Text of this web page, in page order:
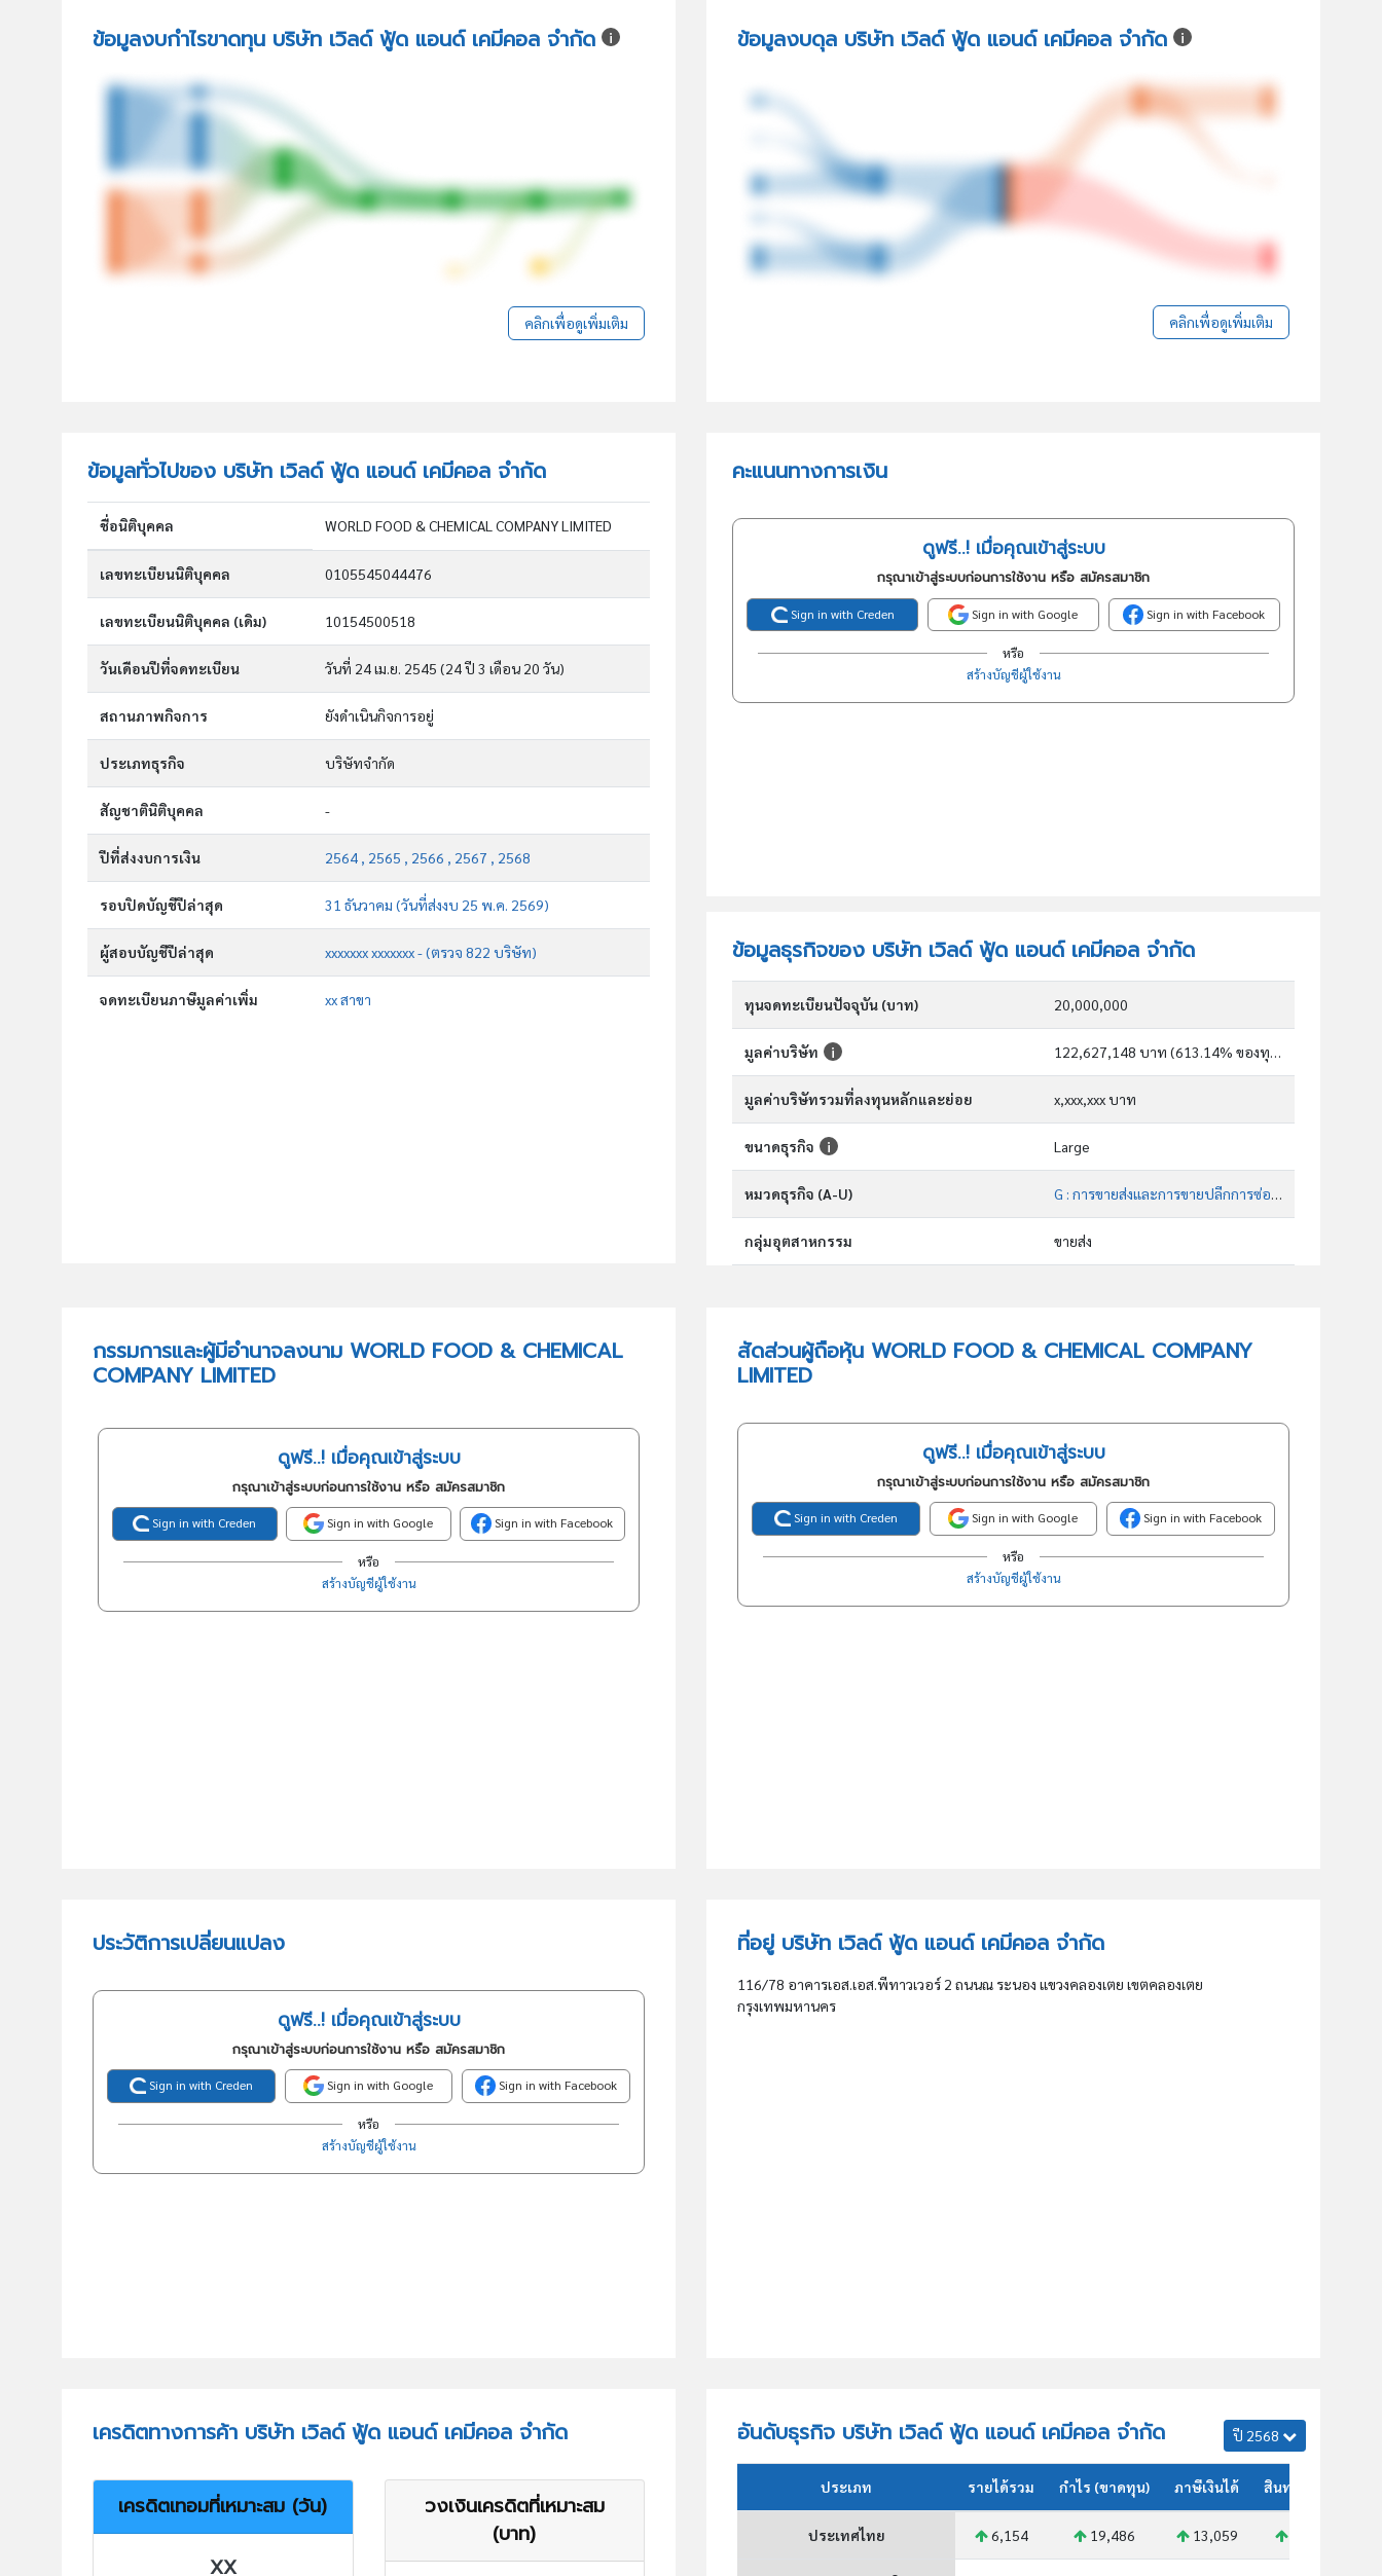
ข้อมูลงบกำไรขาดทุน บริษัท เวิลด์ ฟู้ด แอนด์ เคมีคอล จำกัด
คลิกเพื่อดูเพิ่มเติม
ข้อมูลงบดุล บริษัท เวิลด์ ฟู้ด แอนด์ เคมีคอล จำกัด
คลิกเพื่อดูเพิ่มเติม
ข้อมูลทั่วไปของ บริษัท เวิลด์ ฟู้ด แอนด์ เคมีคอล จำกัด
ชื่อนิติบุคคล WORLD FOOD & CHEMICAL COMPANY LIMITED
เลขทะเบียนนิติบุคคล 0105545044476
เลขทะเบียนนิติบุคคล (เดิม) 10154500518
วันเดือนปีที่จดทะเบียน วันที่ 24 เม.ย. 2545 (24 ปี 3 เดือน 20 วัน)
สถานภาพกิจการ ยังดำเนินกิจการอยู่
ประเภทธุรกิจ บริษัทจำกัด
สัญชาตินิติบุคคล -
ปีที่ส่งงบการเงิน 2564 , 2565 , 2566 , 2567 , 2568
รอบปิดบัญชีปีล่าสุด 31 ธันวาคม (วันที่ส่งงบ 25 พ.ค. 2569)
ผู้สอบบัญชีปีล่าสุด xxxxxxx xxxxxxx - (ตรวจ 822 บริษัท)
จดทะเบียนภาษีมูลค่าเพิ่ม xx สาขา
คะแนนทางการเงิน
ดูฟรี..! เมื่อคุณเข้าสู่ระบบ
กรุณาเข้าสู่ระบบก่อนการใช้งาน หรือ สมัครสมาชิก
Sign in with Creden Sign in with Google Sign in with Facebook
หรือ
สร้างบัญชีผู้ใช้งาน
ข้อมูลธุรกิจของ บริษัท เวิลด์ ฟู้ด แอนด์ เคมีคอล จำกัด
ทุนจดทะเบียนปัจจุบัน (บาท) 20,000,000
มูลค่าบริษัท 122,627,148 บาท (613.14% ของทุน)
มูลค่าบริษัทรวมที่ลงทุนหลักและย่อย x,xxx,xxx บาท
ขนาดธุรกิจ Large
หมวดธุรกิจ (A-U) G : การขายส่งและการขายปลีกการซ่อมยานยนต์และ จักรยานยนต์
กลุ่มอุตสาหกรรม ขายส่ง
วัตถุประสงค์
กรรมการและผู้มีอำนาจลงนาม WORLD FOOD & CHEMICAL
COMPANY LIMITED
ดูฟรี..! เมื่อคุณเข้าสู่ระบบ
กรุณาเข้าสู่ระบบก่อนการใช้งาน หรือ สมัครสมาชิก
Sign in with Creden Sign in with Google Sign in with Facebook
หรือ
สร้างบัญชีผู้ใช้งาน
สัดส่วนผู้ถือหุ้น WORLD FOOD & CHEMICAL COMPANY
LIMITED
ดูฟรี..! เมื่อคุณเข้าสู่ระบบ
กรุณาเข้าสู่ระบบก่อนการใช้งาน หรือ สมัครสมาชิก
Sign in with Creden Sign in with Google Sign in with Facebook
หรือ
สร้างบัญชีผู้ใช้งาน
ประวัติการเปลี่ยนแปลง
ดูฟรี..! เมื่อคุณเข้าสู่ระบบ
กรุณาเข้าสู่ระบบก่อนการใช้งาน หรือ สมัครสมาชิก
Sign in with Creden Sign in with Google Sign in with Facebook
หรือ
สร้างบัญชีผู้ใช้งาน
ที่อยู่ บริษัท เวิลด์ ฟู้ด แอนด์ เคมีคอล จำกัด
116/78 อาคารเอส.เอส.พีทาวเวอร์ 2 ถนนณ ระนอง แขวงคลองเตย เขตคลองเตย
กรุงเทพมหานคร
เครดิตทางการค้า บริษัท เวิลด์ ฟู้ด แอนด์ เคมีคอล จำกัด
เครดิตเทอมที่เหมาะสม (วัน)
XX
วงเงินเครดิตที่เหมาะสม
(บาท)
อันดับธุรกิจ บริษัท เวิลด์ ฟู้ด แอนด์ เคมีคอล จำกัด ปี 2568
ประเภท รายได้รวม กำไร (ขาดทุน) ภาษีเงินได้ สินทรัพย์รวม
ประเทศไทย 6,154 19,486 13,059 14,662